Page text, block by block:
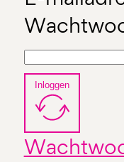
Inloggen